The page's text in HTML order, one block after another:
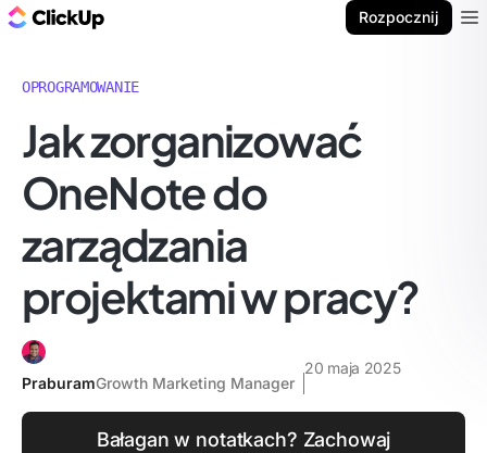
Rozpocznij
OPROGRAMOWANIE
Jak zorganizować
OneNote do
zarządzania
projektami w pracy?
PraburamGrowth Marketing Manager
20 maja 2025
Bałagan w notatkach? Zachowaj